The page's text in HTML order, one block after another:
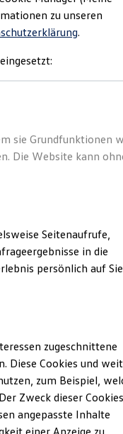
werden:
B.Spiele,
zu Ihrem
Vertrag 1 . Aufgrund
wir die Daten für die
möchten, können
zu unseren
.
sie Grundfunktionen
Die Website kann
Seitenaufrufe,
in die
persönlich auf Sie
zugeschnittene
Diese Cookies und
zum Beispiel,
Zweck dieser
angepasste Inhalte
einer Anzeige zu